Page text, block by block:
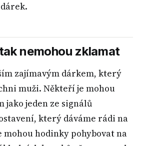
nemohou zklamat
zajímavým dárkem, který
muži. Někteří je mohou
jako jeden ze signálů
který dáváme rádi na
mohou hodinky pohybovat na